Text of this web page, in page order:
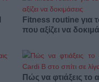
Fitness routine για
που αξίζει να
Πώς να φτιάξεις